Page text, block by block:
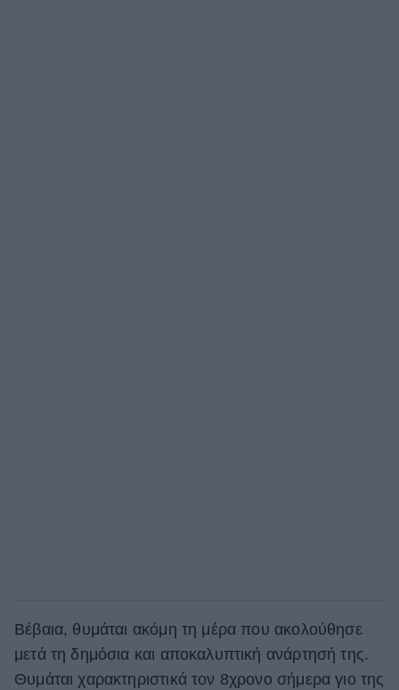
Βέβαια, θυμάται ακόμη τη μέρα που ακολούθησε
μετά τη δημόσια και αποκαλυπτική ανάρτησή της.
Θυμάται χαρακτηριστικά τον 8χρονο σήμερα γιο της